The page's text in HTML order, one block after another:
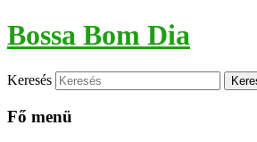
Bossa Bom Dia
Keresés
Fő menü